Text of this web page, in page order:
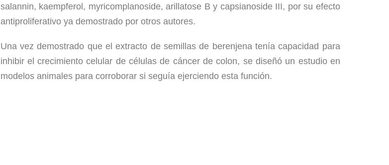
salannin, kaempferol , myricomplanoside,arillatose B y capsianosideIII, por su efecto
antiproliferativoya demostrado por otros autores.
Una vez demostrado que el extracto de semillas de berenjena tenía capacidad para
inhibir elcrecimiento celular de células de cáncer de colon, se diseñó un estudio en
modelos animales para corroborar si seguía ejerciendo esta función.